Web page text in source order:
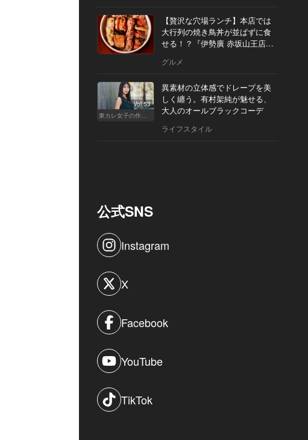
【贅沢な穴場ランチ】本店では
大行列の焼き鳥丼が並ばずに食
せる！？『伊勢廣 赤坂山王店』
グルメ
Vol.53
東カレ女子の作り方
異素材の立体感でドレープを美
しく纏う。有村架純が魅せる、
大人のオールブラックコーデ
ライフスタイル
公式SNS
Instagram
X
Facebook
YouTube
TikTok